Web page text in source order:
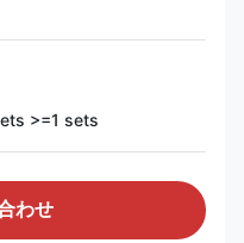
>=1 sets
わせ